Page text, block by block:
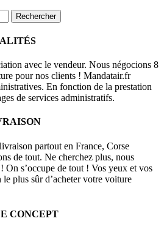
avec le vendeur. Nous négocions 8
pour nos clients ! Mandatair.fr
En fonction de la prestation
de services administratifs.
partout en France, Corse
de tout. Ne cherchez plus, nous
On s’occupe de tout ! Vos yeux et vos
plus sûr d’acheter votre voiture
CONCEPT